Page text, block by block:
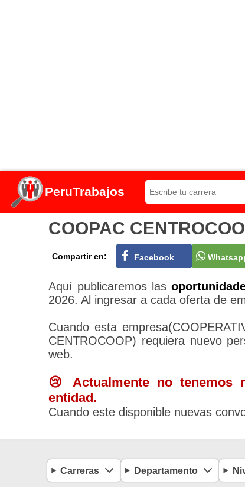
PeruTrabajos
COOPAC
Compartir en: Facebook
Aquí publicaremos las
2026. Al ingresar a cada oferta de
Cuando esta
CENTROCOOP) requiera nuevo
web.
😢 Actualmente no tenemos
entidad.
Cuando este disponible nuevas
Carreras Departamento